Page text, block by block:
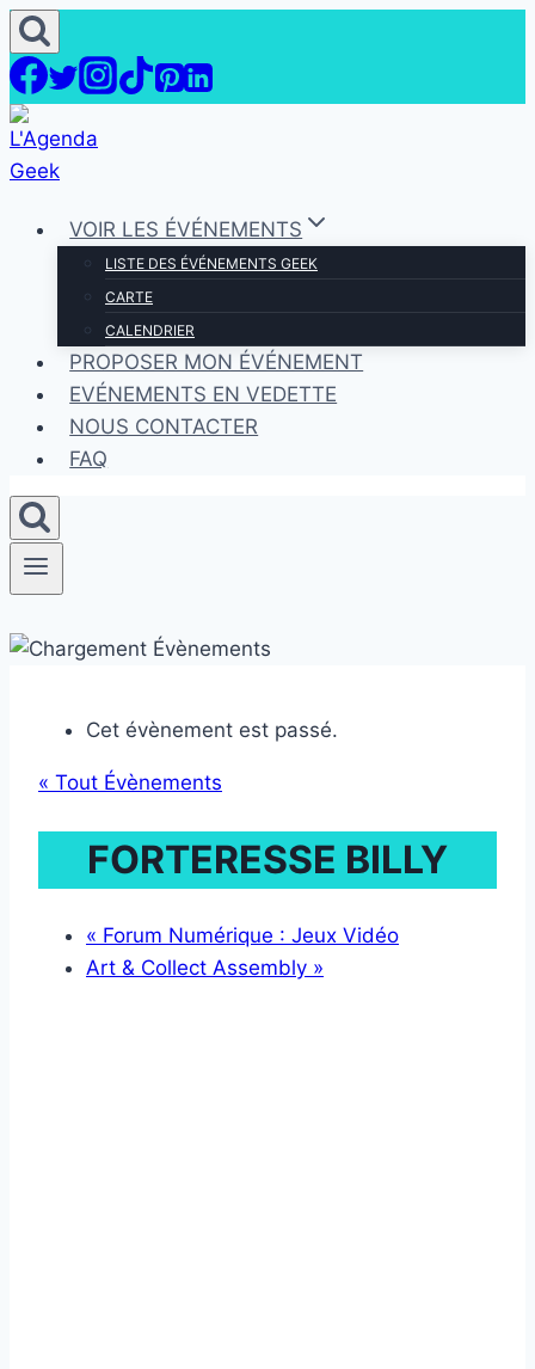
Aller
au
contenu
VOIR LES ÉVÉNEMENTS
LISTE DES ÉVÉNEMENTS GEEK
CARTE
CALENDRIER
PROPOSER MON ÉVÉNEMENT
EVÉNEMENTS EN VEDETTE
NOUS CONTACTER
FAQ
Cet évènement est passé.
« Tout Évènements
FORTERESSE BILLY
« Forum Numérique : Jeux Vidéo
Art & Collect Assembly »